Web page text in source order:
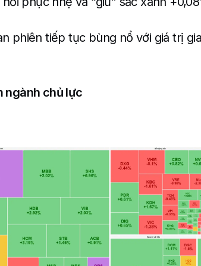
phiên tiếp tục bùng nổ với giá trị
ngành chủ lực